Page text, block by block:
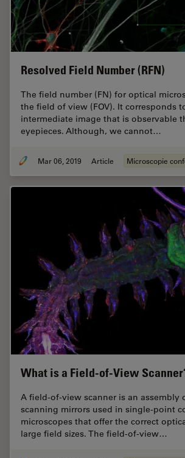
Resolved Field Number (RFN)
The field number (FN) for optical
the field of view (FOV). It corresponds
intermediate image that is observable
eyepieces. Although, we cannot…
Mar 06, 2019 Article Microscopie
What is a Field-of-View
A field-of-view scanner is an assembly
scanning mirrors used in single-point
microscopes that offer the correct
large field sizes. The field-of-view…